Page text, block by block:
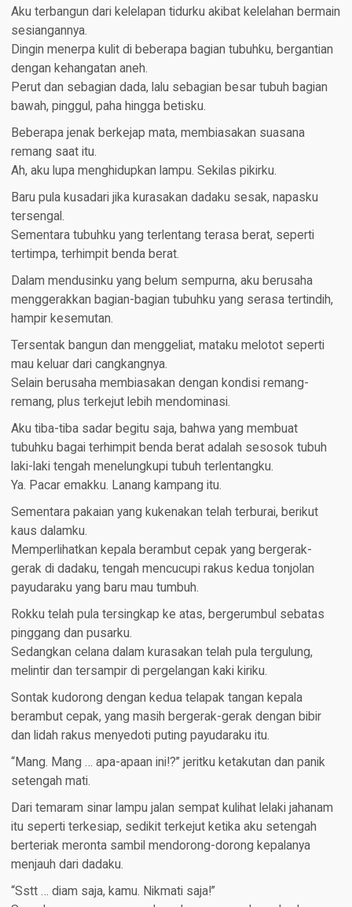
Aku terbangun dari kelelapan tidurku akibat kelelahan bermain
sesiangannya.
Dingin menerpa kulit di beberapa bagian tubuhku, bergantian
dengan kehangatan aneh.
Perut dan sebagian dada, lalu sebagian besar tubuh bagian
bawah, pinggul, paha hingga betisku.
Beberapa jenak berkejap mata, membiasakan suasana
remang saat itu.
Ah, aku lupa menghidupkan lampu. Sekilas pikirku.
Baru pula kusadari jika kurasakan dadaku sesak, napasku
tersengal.
Sementara tubuhku yang terlentang terasa berat, seperti
tertimpa, terhimpit benda berat.
Dalam mendusinku yang belum sempurna, aku berusaha
menggerakkan bagian-bagian tubuhku yang serasa tertindih,
hampir kesemutan.
Tersentak bangun dan menggeliat, mataku melotot seperti
mau keluar dari cangkangnya.
Selain berusaha membiasakan dengan kondisi remang-
remang, plus terkejut lebih mendominasi.
Aku tiba-tiba sadar begitu saja, bahwa yang membuat
tubuhku bagai terhimpit benda berat adalah sesosok tubuh
laki-laki tengah menelungkupi tubuh terlentangku.
Ya. Pacar emakku. Lanang kampang itu.
Sementara pakaian yang kukenakan telah terburai, berikut
kaus dalamku.
Memperlihatkan kepala berambut cepak yang bergerak-
gerak di dadaku, tengah mencucupi rakus kedua tonjolan
payudaraku yang baru mau tumbuh.
Rokku telah pula tersingkap ke atas, bergerumbul sebatas
pinggang dan pusarku.
Sedangkan celana dalam kurasakan telah pula tergulung,
melintir dan tersampir di pergelangan kaki kiriku.
Sontak kudorong dengan kedua telapak tangan kepala
berambut cepak, yang masih bergerak-gerak dengan bibir
dan lidah rakus menyedoti puting payudaraku itu.
“Mang. Mang … apa-apaan ini!?” jeritku ketakutan dan panik
setengah mati.
Dari temaram sinar lampu jalan sempat kulihat lelaki jahanam
itu seperti terkesiap, sedikit terkejut ketika aku setengah
berteriak meronta sambil mendorong-dorong kepalanya
menjauh dari dadaku.
“Sstt … diam saja, kamu. Nikmati saja!”